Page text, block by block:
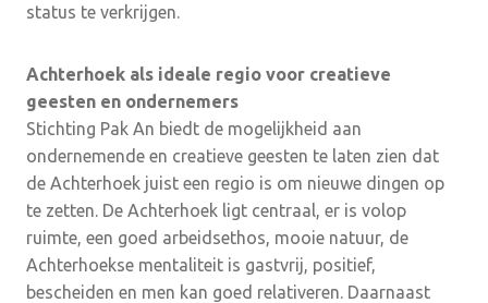
status te verkrijgen.
Achterhoek als ideale regio voor creatieve
geesten en ondernemers
Stichting Pak An biedt de mogelijkheid aan
ondernemende en creatieve geesten te laten zien dat
de Achterhoek juist een regio is om nieuwe dingen op
te zetten. De Achterhoek ligt centraal, er is volop
ruimte, een goed arbeidsethos, mooie natuur, de
Achterhoekse mentaliteit is gastvrij, positief,
bescheiden en men kan goed relativeren. Daarnaast